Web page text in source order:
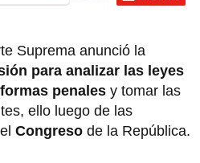
Suprema anunció la
para analizar las leyes
penales y tomar las
ello luego de las
Congreso de la República.